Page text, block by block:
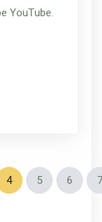
YouTube.
4 5 6 7